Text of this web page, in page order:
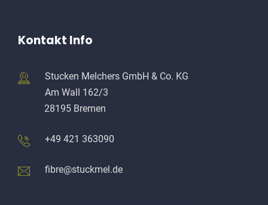
Kontakt Info
Stucken Melchers GmbH & Co. KG
Am Wall 162/3
28195 Bremen
+49 421 363090
fibre@stuckmel.de